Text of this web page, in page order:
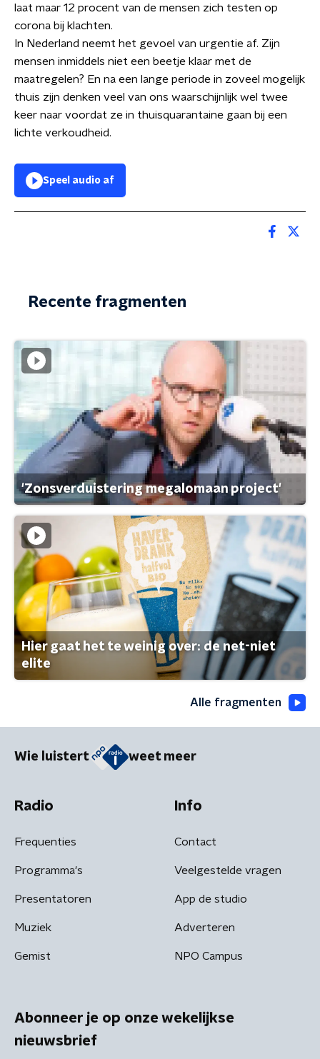
laat maar 12 procent van de mensen zich testen op
corona bij klachten.
In Nederland neemt het gevoel van urgentie af. Zijn
mensen inmiddels niet een beetje klaar met de
maatregelen? En na een lange periode in zoveel mogelijk
thuis zijn denken veel van ons waarschijnlijk wel twee
keer naar voordat ze in thuisquarantaine gaan bij een
lichte verkoudheid.
Speel audio af
Recente fragmenten
'Zonsverduistering megalomaan project'
Hier gaat het te weinig over: de net-niet
elite
Alle fragmenten
Wie luistert weet meer
Radio
Frequenties
Programma's
Presentatoren
Muziek
Gemist
Info
Contact
Veelgestelde vragen
App de studio
Adverteren
NPO Campus
Abonneer je op onze wekelijkse
nieuwsbrief